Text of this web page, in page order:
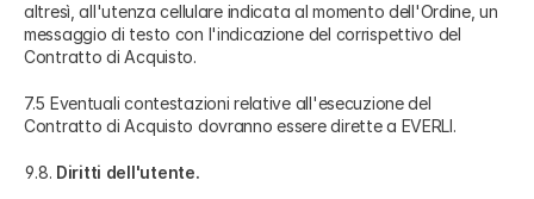
altresì, all'utenza cellulare indicata al momento dell'Ordine, un
messaggio di testo con l'indicazione del corrispettivo del
Contratto di Acquisto.
7.5 Eventuali contestazioni relative all'esecuzione del
Contratto di Acquisto dovranno essere dirette a EVERLI.
Diritti dell'utente.